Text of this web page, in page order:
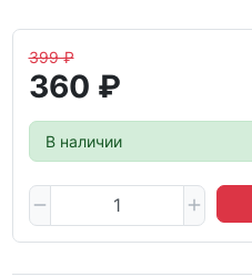
399 ₽
360 ₽
В наличии